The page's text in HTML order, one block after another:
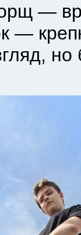
—
но